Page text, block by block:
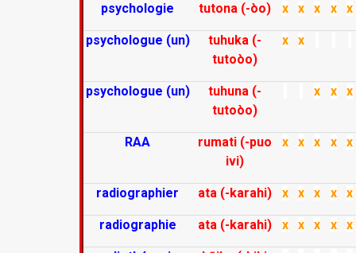
psychologie tutona (-òo) x x x x x
psychologue (un)
tuhuka (-
tutoòo)
x x
psychologue (un)
tuhuna (-
tutoòo)
x x x
RAA
rumati (-puo
ivi)
x x x x x
radiographier ata (-karahi) x x x x x
radiographie ata (-karahi) x x x x x